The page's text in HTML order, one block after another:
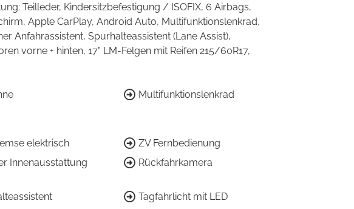
Teilleder, Kindersitzbefestigung / ISOFIX, 6 Airbags,
Apple CarPlay, Android Auto, Multifunktionslenkrad,
Anfahrassistent, Spurhalteassistent (Lane Assist),
vorne + hinten, 17" LM-Felgen mit Reifen 215/60R17,
Multifunktionslenkrad
elektrisch
ZV Fernbedienung
Innenausstattung Rückfahrkamera
Tagfahrlicht mit LED